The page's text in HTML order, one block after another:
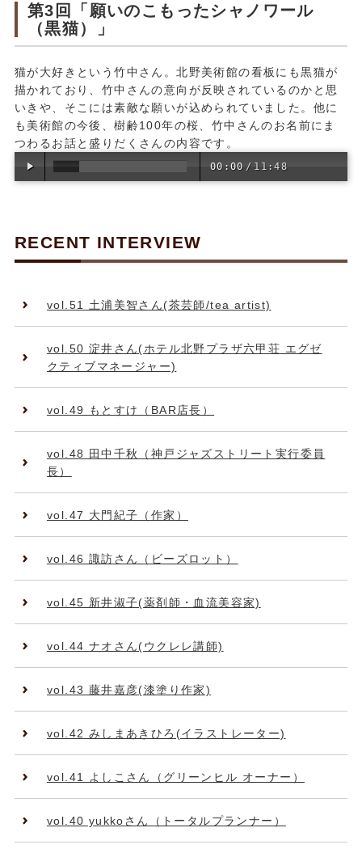
第3回「願いのこもったシャノワール
（黒猫）」
猫が大好きという竹中さん。北野美術館の看板にも黒猫が
描かれており、竹中さんの意向が反映されているのかと思
いきや、そこには素敵な願いが込められていました。他に
も美術館の今後、樹齢100年の桜、竹中さんのお名前にま
つわるお話と盛りだくさんの内容です。
00:00 / 11:48
RECENT INTERVIEW
vol.51 土浦美智さん(茶芸師/tea artist)
vol.50 淀井さん(ホテル北野プラザ六甲荘 エグゼ
クティブマネージャー)
vol.49 もとすけ（BAR店長）
vol.48 田中千秋（神戸ジャズストリート実行委員
長）
vol.47 大門紀子（作家）
vol.46 諏訪さん（ビーズロット）
vol.45 新井淑子(薬剤師・血流美容家)
vol.44 ナオさん(ウクレレ講師)
vol.43 藤井嘉彦(漆塗り作家)
vol.42 みしまあきひろ(イラストレーター)
vol.41 よしこさん（グリーンヒル オーナー）
vol.40 yukkoさん（トータルプランナー）